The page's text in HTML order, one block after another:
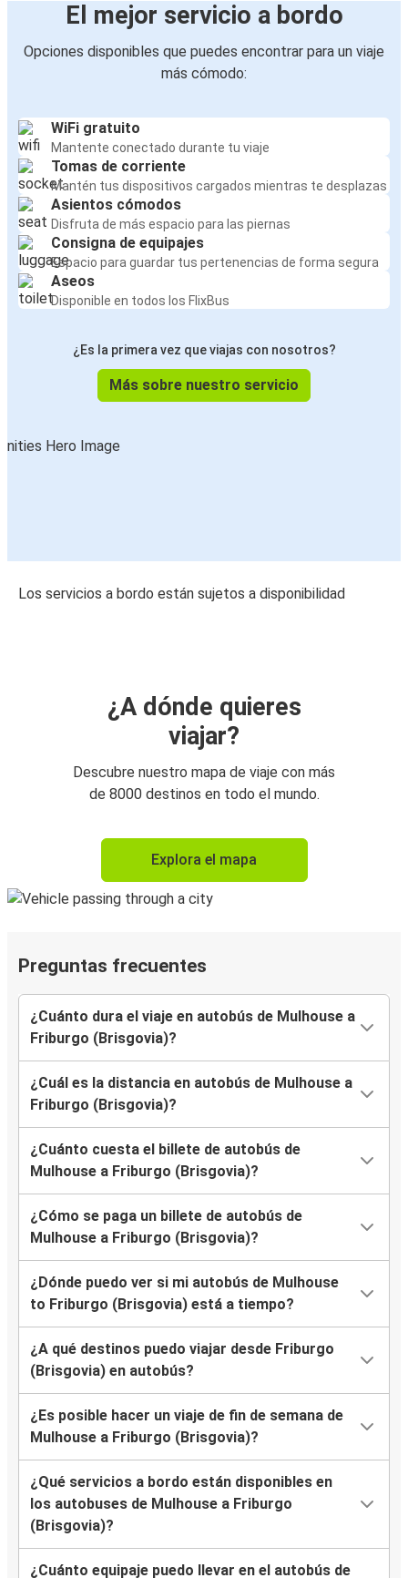
El mejor servicio a bordo
Opciones disponibles que puedes encontrar para un viaje
más cómodo:
WiFi gratuito
Mantente conectado durante tu viaje
Tomas de corriente
Mantén tus dispositivos cargados mientras te desplazas
Asientos cómodos
Disfruta de más espacio para las piernas
Consigna de equipajes
Espacio para guardar tus pertenencias de forma segura
Aseos
Disponible en todos los FlixBus
¿Es la primera vez que viajas con nosotros?
Más sobre nuestro servicio
Los servicios a bordo están sujetos a disponibilidad
¿A dónde quieres
viajar?
Descubre nuestro mapa de viaje con más
de 8000 destinos en todo el mundo.
Explora el mapa
Preguntas frecuentes
¿Cuánto dura el viaje en autobús de Mulhouse a
Friburgo (Brisgovia)?
¿Cuál es la distancia en autobús de Mulhouse a
Friburgo (Brisgovia)?
¿Cuánto cuesta el billete de autobús de
Mulhouse a Friburgo (Brisgovia)?
¿Cómo se paga un billete de autobús de
Mulhouse a Friburgo (Brisgovia)?
¿Dónde puedo ver si mi autobús de Mulhouse
to Friburgo (Brisgovia) está a tiempo?
¿A qué destinos puedo viajar desde Friburgo
(Brisgovia) en autobús?
¿Es posible hacer un viaje de fin de semana de
Mulhouse a Friburgo (Brisgovia)?
¿Qué servicios a bordo están disponibles en
los autobuses de Mulhouse a Friburgo
(Brisgovia)?
¿Cuánto equipaje puedo llevar en el autobús de